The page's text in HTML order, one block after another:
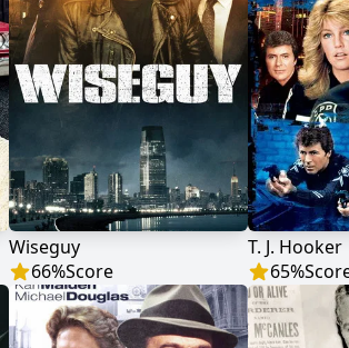
Wiseguy
66%Score
T. J. Hooker
65%